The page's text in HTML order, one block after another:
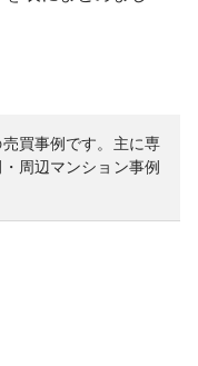
買事例です。 主に専
周辺マンション事例